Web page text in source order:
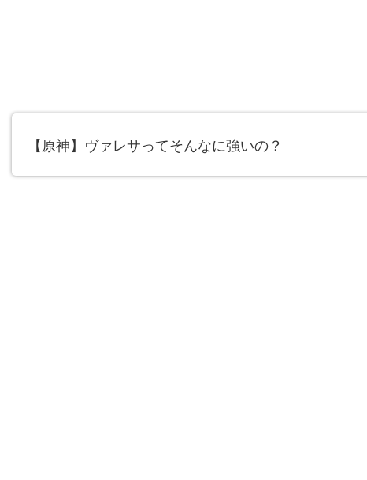
【原神】ヴァレサってそんなに強いの？